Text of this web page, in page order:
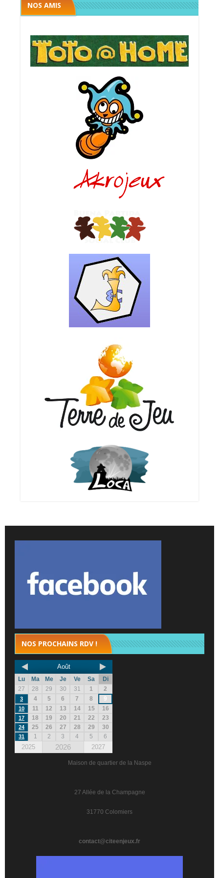
NOS AMIS
NOS PROCHAINS RDV !
Août
Lu Ma Me Je Ve Sa
Di
27
28 29 30 31 1 2
3 4 5 6 7 8 9
10 11 12 13 14 15 16
17 18 19 20 21 22 23
24 25 26 27 28 29 30
31 1 2 3 4 5 6
2025 2026 2027
Maison de quartier de la Naspe
27 Allée de la Champagne
31770 Colomiers
contact@citeenjeux.fr